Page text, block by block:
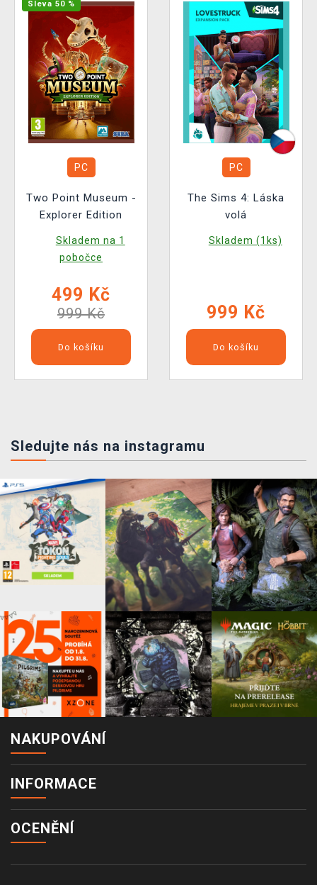
Sleva 50 %
PC
Two Point Museum -
Explorer Edition
Skladem na 1
pobočce
499 Kč
999 Kč
Do košíku
PC
The Sims 4: Láska
volá
Skladem (1ks)
999 Kč
Do košíku
Sledujte nás na instagramu
NAKUPOVÁNÍ
INFORMACE
OCENĚNÍ